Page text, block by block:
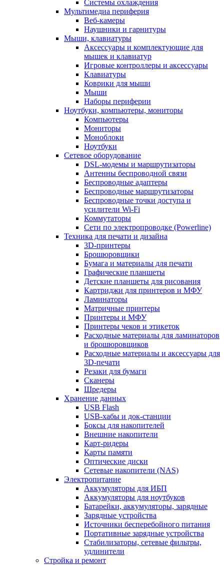
Системы охлаждения
Мультимедиа периферия
Веб-камеры
Наушники и гарнитуры
Мыши, клавиатуры
Аксессуары и комплектующие для
мышек и клавиатур
Игровые контроллеры и аксессуары
Клавиатуры
Коврики для мыши
Мыши
Наборы периферии
Ноутбуки, компьютеры, мониторы
Компьютеры
Мониторы
Моноблоки
Ноутбуки
Сетевое оборудование
DSL-модемы и маршрутизаторы
Антенны беспроводной связи
Беспроводные адаптеры
Беспроводные маршрутизаторы
Беспроводные точки доступа и
усилители Wi-Fi
Коммутаторы
Сети по электропроводке (Powerline)
Техника для печати и дизайна
3D-принтеры
Брошюровщики
Бумага и материалы для печати
Графические планшеты
Детские планшеты для рисования
Картриджи для принтеров и МФУ
Ламинаторы
Матричные принтеры
Принтеры и МФУ
Принтеры чеков и этикеток
Расходные материалы для ламинаторов
и брошюровщиков
Расходные материалы и аксессуары для
3D-печати
Резаки для бумаги
Сканеры
Шредеры
Хранение данных
USB Flash
USB-хабы и док-станции
Боксы для накопителей
Внешние накопители
Карт-ридеры
Карты памяти
Оптические диски
Сетевые накопители (NAS)
Электропитание
Аккумуляторы для ИБП
Аккумуляторы для ноутбуков
Батарейки, аккумуляторы, зарядные
Зарядные устройства
Источники бесперебойного питания
Портативные зарядные устройства
Стабилизаторы, сетевые фильтры,
удлинители
Стройка и ремонт